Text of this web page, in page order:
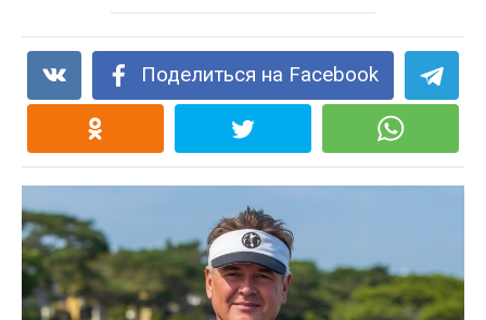
Поделиться на Facebook